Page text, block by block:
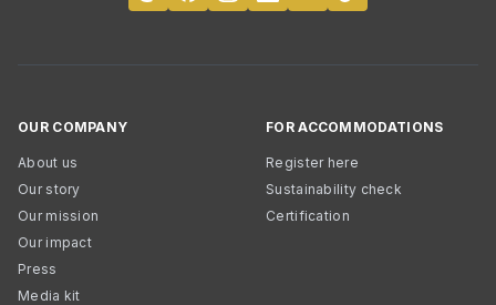
OUR COMPANY
About us
Our story
Our mission
Our impact
Press
Media kit
FOR ACCOMMODATIONS
Register here
Sustainability check
Certification